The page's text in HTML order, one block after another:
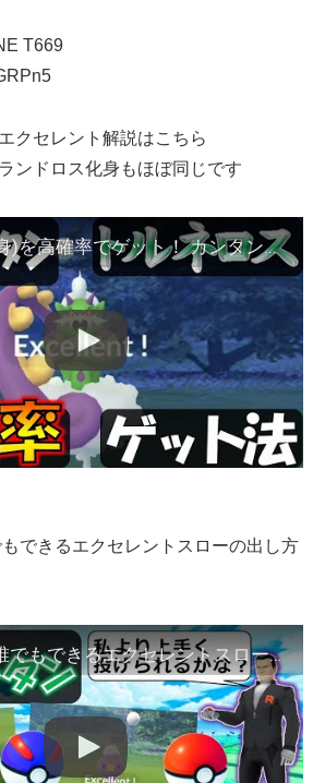
T669
クセレント解説はこちら
ンドロス化身もほぼ同じです
トルネロス(化身)を高確率でゲット！ カンタンにできるエクセレントスロー解説【ポケモンGO】
できるエクセレントスローの出し方
超カンタン！ 誰でもできるエクセレントスローの出し方講座 初心者向け【ポケモンGO】